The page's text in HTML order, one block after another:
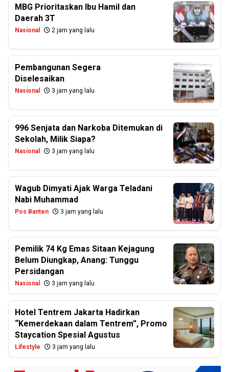
MBG Prioritaskan Ibu Hamil dan
Daerah 3T
Nasional 2 jam yang lalu
Pembangunan Segera
Diselesaikan
Nasional 3 jam yang lalu
996 Senjata dan Narkoba Ditemukan di
Sekolah, Milik Siapa?
Nasional 3 jam yang lalu
Wagub Dimyati Ajak Warga Teladani
Nabi Muhammad
Pos Banten 3 jam yang lalu
Pemilik 74 Kg Emas Sitaan Kejagung
Belum Diungkap, Anang: Tunggu
Persidangan
Nasional 3 jam yang lalu
Hotel Tentrem Jakarta Hadirkan
“Kemerdekaan dalam Tentrem”, Promo
Staycation Spesial Agustus
Lifestyle 3 jam yang lalu